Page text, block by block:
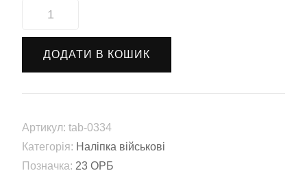
Наліпка
(23
ОРБ)
(tab-
ДОДАТИ В КОШИК
Артикул: tab-0334
Категорія: Наліпка військові
Позначка: 23 ОРБ